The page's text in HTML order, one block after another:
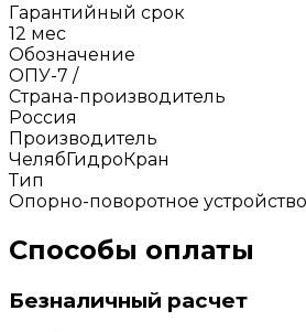
Гарантийный срок
12 мес
Обозначение
ОПУ-7 /
Страна-производитель
Россия
Производитель
ЧелябГидроКран
Тип
Опорно-поворотное устройство
Способы оплаты
Безналичный расчет